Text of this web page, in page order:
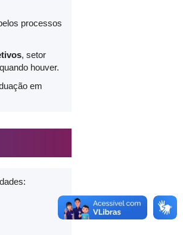
processos
, setor
houver.
em